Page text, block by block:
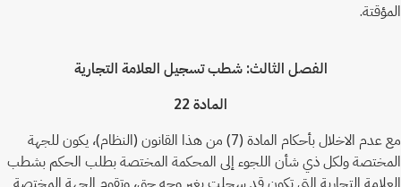
المؤقتة.
الفصل الثالث: شطب تسجيل العلامة التجارية
المادة 22
مع عدم الاخلال بأحكام المادة (7) من هذا القانون (النظام)، يكون للجهة
المختصة ولكل ذي شأن اللجوء إلى المحكمة المختصة بطلب الحكم بشطب
العلامة التجارية التي تكون قد سجلت بغير وجه حق، وتقوم الجهة المختصة